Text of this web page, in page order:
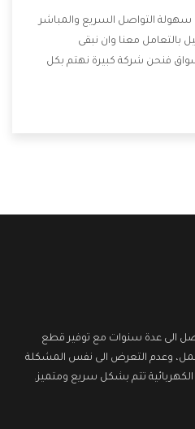
سهولة التواصل السريع والمباشر
بالتعامل معنا وان نبقى
فنحن شركة كبيرة نهتم بكل
الصيانة التى تكون من أهم
تصل الى عدة سنوات مع توفير قطع
وعدم التعرض الى نفس المشكلة
الكهربائية تتم بشكل سريع ومتميز.